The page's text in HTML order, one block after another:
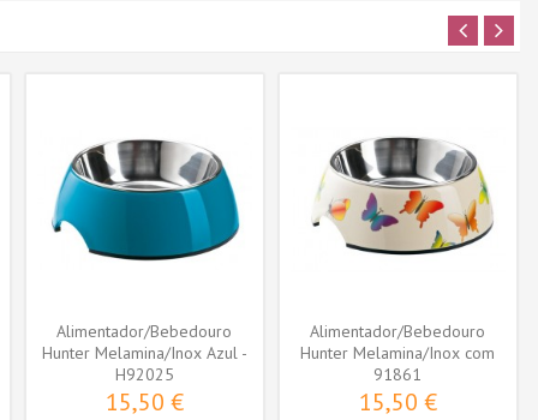
Alimentador/Bebedouro
Hunter Melamina/Inox Azul -
L (700ml)
H92025
15,50 €
Alimentador/Bebedouro
Hunter Melamina/Inox com
Borboletas...
91861
15,50 €